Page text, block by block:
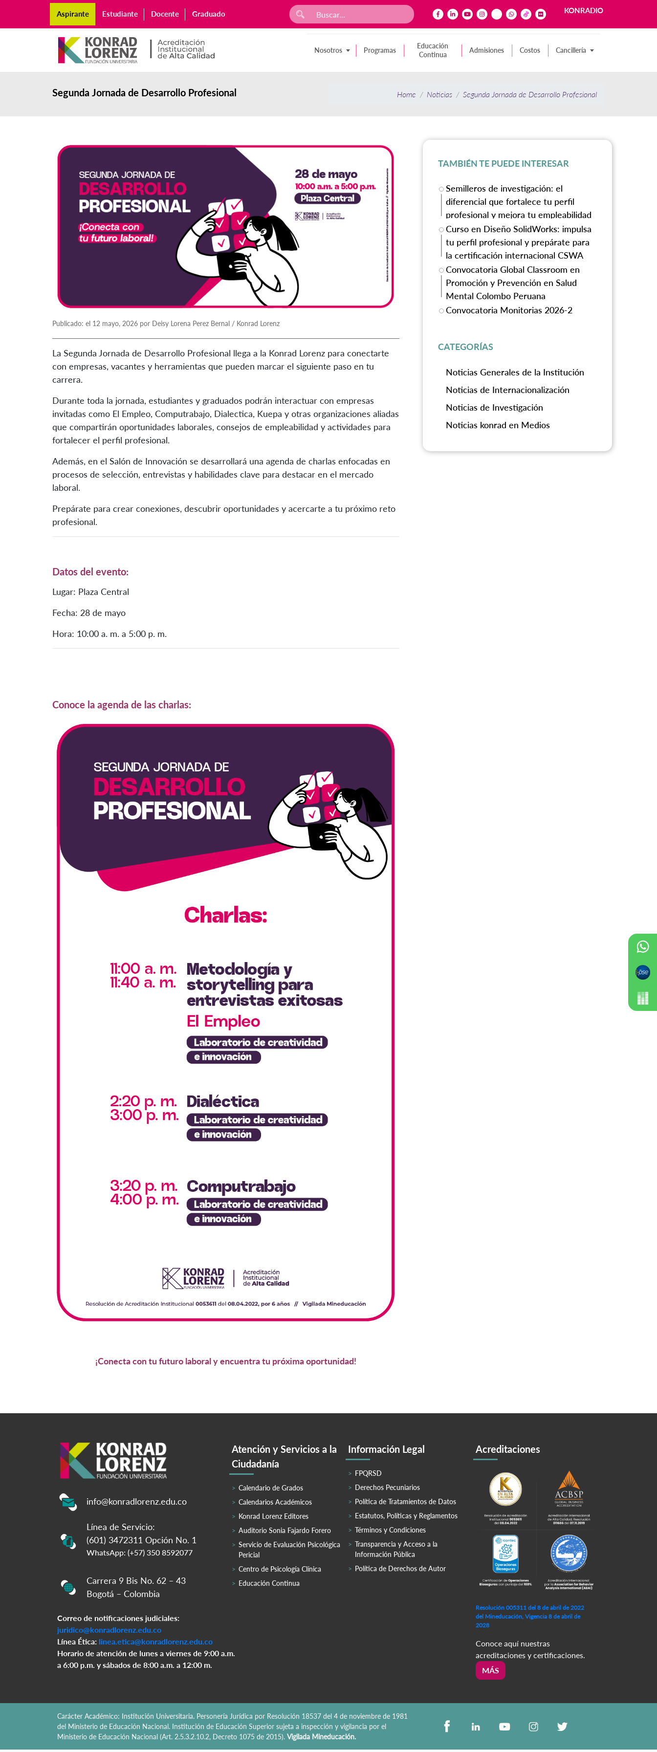
Aspirante Estudiante Docente Graduado KONRADIO
Nosotros Programas
Educación
Continua
Admisiones Costos Cancillería
Segunda Jornada de Desarrollo Profesional Home Noticias Segunda Jornada de Desarrollo Profesional
Publicado: el 12 mayo, 2026 por Deisy Lorena Perez Bernal / Konrad Lorenz
La Segunda Jornada de Desarrollo Profesional llega a la Konrad Lorenz para conectarte
con empresas, vacantes y herramientas que pueden marcar el siguiente paso en tu
carrera.
Durante toda la jornada, estudiantes y graduados podrán interactuar con empresas
invitadas como El Empleo, Computrabajo, Dialectica, Kuepa y otras organizaciones aliadas
que compartirán oportunidades laborales, consejos de empleabilidad y actividades para
fortalecer el perfil profesional.
Además, en el Salón de Innovación se desarrollará una agenda de charlas enfocadas en
procesos de selección, entrevistas y habilidades clave para destacar en el mercado
laboral.
Prepárate para crear conexiones, descubrir oportunidades y acercarte a tu próximo reto
profesional.
Datos del evento:
Lugar: Plaza Central
Fecha: 28 de mayo
Hora: 10:00 a. m. a 5:00 p. m.
Conoce la agenda de las charlas:
¡Conecta con tu futuro laboral y encuentra tu próxima oportunidad!
TAMBIÉN TE PUEDE INTERESAR
Semilleros de investigación: el
diferencial que fortalece tu perfil
profesional y mejora tu empleabilidad
Curso en Diseño SolidWorks: impulsa
tu perfil profesional y prepárate para
la certificación internacional CSWA
Convocatoria Global Classroom en
Promoción y Prevención en Salud
Mental Colombo Peruana
Convocatoria Monitorias 2026-2
CATEGORÍAS
Noticias Generales de la Institución
Noticias de Internacionalización
Noticias de Investigación
Noticias konrad en Medios
info@konradlorenz.edu.co
Línea de Servicio:
(601) 3472311 Opción No. 1
WhatsApp: (+57) 350 8592077
Carrera 9 Bis No. 62 – 43
Bogotá – Colombia
Correo de notificaciones judiciales:
juridico@konradlorenz.edu.co
Línea Ética: linea.etica@konradlorenz.edu.co
Horario de atención de lunes a viernes de 9:00 a.m.
a 6:00 p.m. y sábados de 8:00 a.m. a 12:00 m.
Atención y Servicios a la
Ciudadanía
Calendario de Grados
Calendarios Académicos
Konrad Lorenz Editores
Auditorio Sonia Fajardo Forero
Servicio de Evaluación Psicológica
Pericial
Centro de Psicología Clínica
Educación Continua
Información Legal
FPQRSD
Derechos Pecuniarios
Política de Tratamientos de Datos
Estatutos, Políticas y Reglamentos
Términos y Condiciones
Transparencia y Acceso a la
Información Pública
Política de Derechos de Autor
Acreditaciones
Resolución 005311 del 8 de abril de 2022
del Mineducación, Vigencia 8 de abril de
2028
Conoce aquí nuestras
acreditaciones y certificaciones.
MÁS
Carácter Académico: Institución Universitaria. Personería Jurídica por Resolución 18537 del 4 de noviembre de 1981
del Ministerio de Educación Nacional. Institución de Educación Superior sujeta a inspección y vigilancia por el
Ministerio de Educación Nacional (Art. 2.5.3.2.10.2, Decreto 1075 de 2015). Vigilada Mineducación.